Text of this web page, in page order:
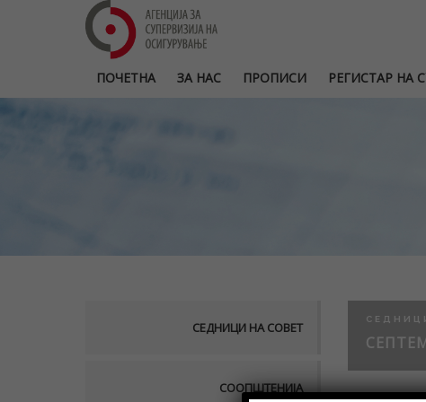
ПОЧЕТНА ЗА НАС ПРОПИСИ РЕГИСТАР НА
СЕДНИЦИ НА СОВЕТ
СООПШТЕНИЈА